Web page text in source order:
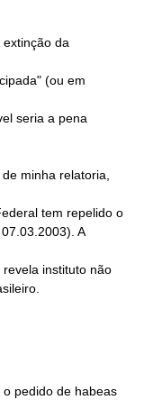
pedido de habeas